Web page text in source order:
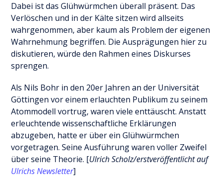
Dabei ist das Glühwürmchen überall präsent. Das
Verlöschen und in der Kälte sitzen wird allseits
wahrgenommen, aber kaum als Problem der eigenen
Wahrnehmung begriffen. Die Ausprägungen hier zu
diskutieren, würde den Rahmen eines Diskurses
sprengen.
Als Nils Bohr in den 20er Jahren an der Universität
Göttingen vor einem erlauchten Publikum zu seinem
Atommodell vortrug, waren viele enttäuscht. Anstatt
erleuchtende wissenschaftliche Erklärungen
abzugeben, hatte er über ein Glühwürmchen
vorgetragen. Seine Ausführung waren voller Zweifel
über seine Theorie. [Ulrich Scholz/erstveröffentlicht auf
Ulrichs Newsletter]